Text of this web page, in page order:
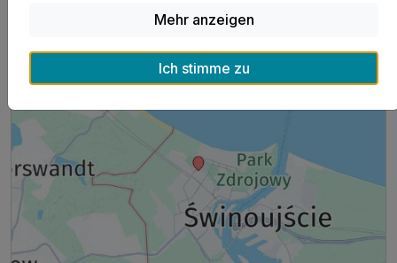
Mehr anzeigen
Ich stimme zu